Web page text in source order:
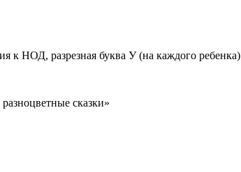
к НОД, разрезная буква У (на каждого ребенка)
сказки»